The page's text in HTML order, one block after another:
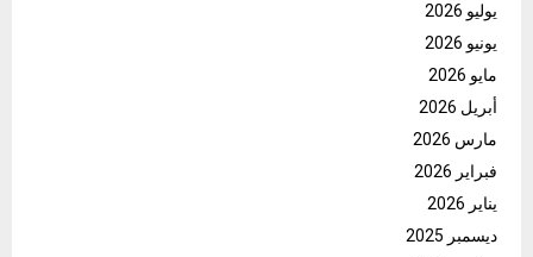
يوليو 2026
يونيو 2026
مايو 2026
أبريل 2026
مارس 2026
فبراير 2026
يناير 2026
ديسمبر 2025